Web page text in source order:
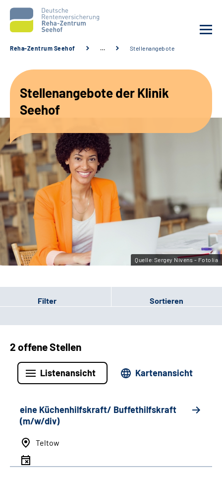
Unsere Angebote
Karriere
Sozialdienste & Zuweisende
Suche
Leichte Sprache
Gebärdensprache
Reha-Zentrum Seehof … Stellenangebote
Stellenangebote der Klinik
Seehof
Quelle:Sergey Nivens - Fotolia
Filter Sortieren
2 offene Stellen
Listenansicht Kartenansicht
eine Küchenhilfskraft/ Buffethilfskraft
(m/w/div)
Teltow